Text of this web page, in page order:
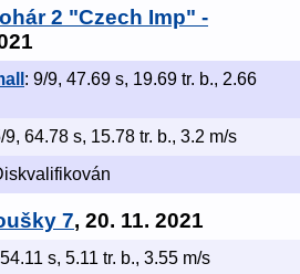
2 "Czech Imp" -
: 9/9, 47.69 s, 19.69 tr. b., 2.66
9, 64.78 s, 15.78 tr. b., 3.2 m/s
7, 20. 11. 2021
s, 5.11 tr. b., 3.55 m/s